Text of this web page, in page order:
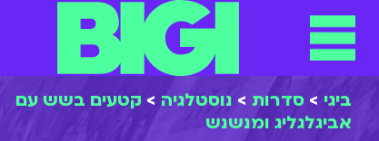
לתוכן
תפריט
ביגי > סדרות > נוסטלגיה > קטעים בשש עם
אביגלגליג ומנשנש